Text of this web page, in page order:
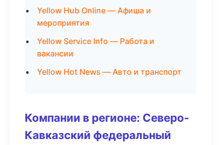
Yellow Hub Online — Афиша и
мероприятия
Yellow Service Info — Работа и
вакансии
Yellow Hot News — Авто и транспорт
Компании в регионе: Северо-
Кавказский федеральный